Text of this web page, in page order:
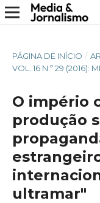
PÁGINA DE INÍCIO /
VOL. 16 N.º 29 (2016):
O império
produção
ultramar"